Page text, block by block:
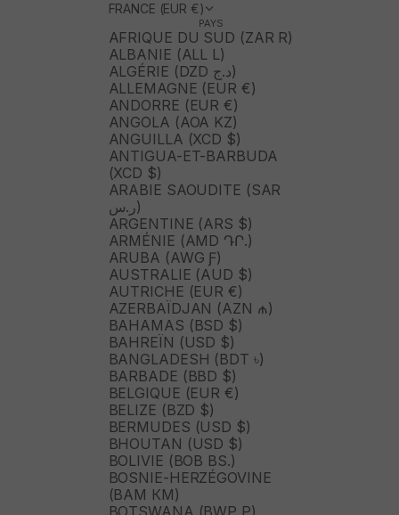
FRANCE (EUR €)
PAYS
AFRIQUE DU SUD (ZAR R)
ALBANIE (ALL L)
ALGÉRIE (DZD د.ج)
ALLEMAGNE (EUR €)
ANDORRE (EUR €)
ANGOLA (AOA KZ)
ANGUILLA (XCD $)
ANTIGUA-ET-BARBUDA
(XCD $)
ARABIE SAOUDITE (SAR
ر.س)
ARGENTINE (ARS $)
ARMÉNIE (AMD ԴՐ.)
ARUBA (AWG Ƒ)
AUSTRALIE (AUD $)
AUTRICHE (EUR €)
AZERBAÏDJAN (AZN ₼)
BAHAMAS (BSD $)
BAHREÏN (USD $)
BANGLADESH (BDT ৳)
BARBADE (BBD $)
BELGIQUE (EUR €)
BELIZE (BZD $)
BERMUDES (USD $)
BHOUTAN (USD $)
BOLIVIE (BOB BS.)
BOSNIE-HERZÉGOVINE
(BAM КМ)